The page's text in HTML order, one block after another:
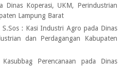
Dinas Koperasi, UKM, Perindustrian
Lampung Barat
: Kasi Industri Agro pada Dinas
dan Perdagangan Kabupaten
Kasubbag Perencanaan pada Dinas